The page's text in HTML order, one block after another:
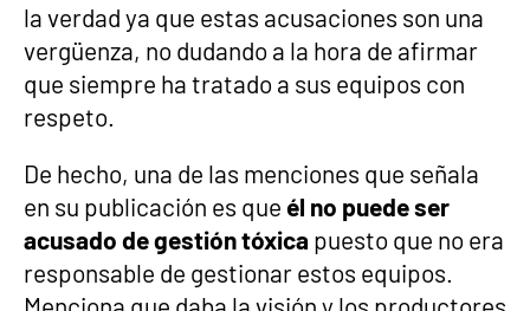
la verdad ya que estas acusaciones son una
vergüenza, no dudando a la hora de afirmar
que siempre ha tratado a sus equipos con
respeto.
De hecho, una de las menciones que señala
en su publicación es que él no puede ser
acusado de gestión tóxica puesto que no era
responsable de gestionar estos equipos.